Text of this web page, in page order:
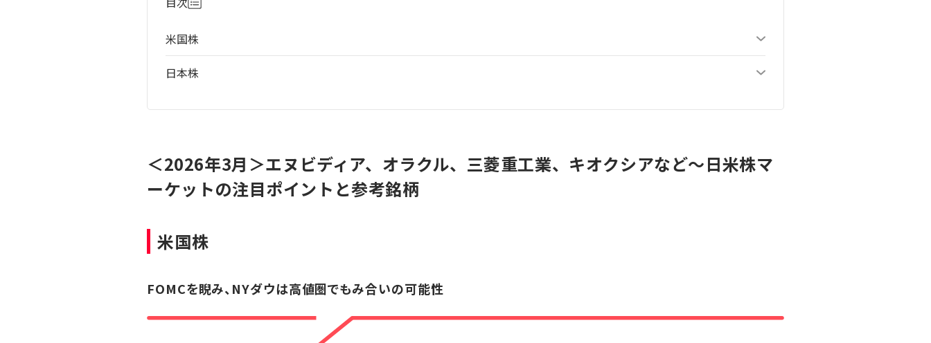
米国株
日本株
＜2026年3月＞エヌビディア、オラクル、三菱重工業、キオクシアなど～日米株マ
ーケットの注目ポイントと参考銘柄
米国株
FOMCを睨み、NYダウは高値圏でもみ合いの可能性